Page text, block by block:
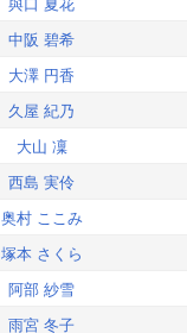
中阪 碧希
大澤 円香
久屋 紀乃
大山 凜
西島 実伶
奥村 ここみ
塚本 さくら
阿部 紗雪
雨宮 冬子